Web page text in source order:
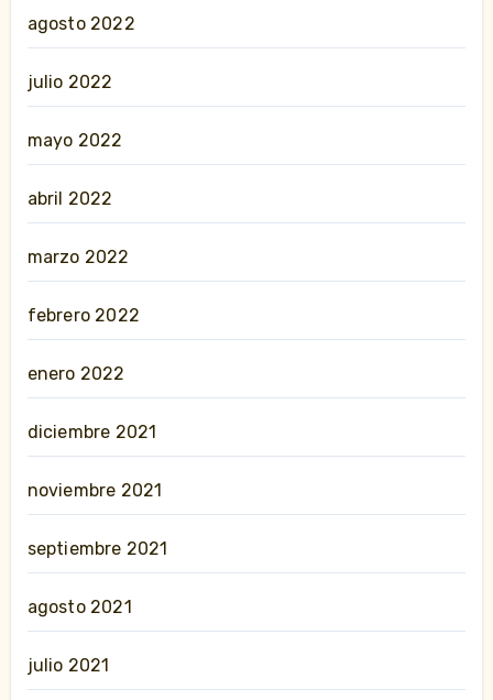
agosto 2022
julio 2022
mayo 2022
abril 2022
marzo 2022
febrero 2022
enero 2022
diciembre 2021
noviembre 2021
septiembre 2021
agosto 2021
julio 2021